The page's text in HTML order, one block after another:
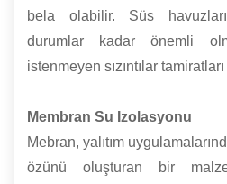
bela olabilir. Süs
durumlar kadar önemli
istenmeyen sızıntılar
Membran Su Izolasyonu
Mebran, yalıtım
özünü oluşturan bir